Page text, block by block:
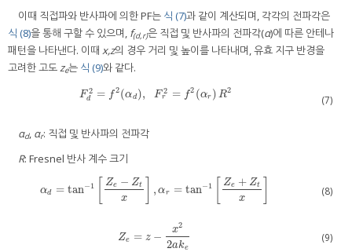
이때 직접파와 반사파에 의한 PF는 식 (7)과 같이 계산되며, 각각의 전파각은
식 (8)을 통해 구할 수 있으며, f(d,r)은 직접 및 반사파의 전파각(α)에 따른 안테나
패턴을 나타낸다. 이때 x,z의 경우 거리 및 높이를 나타내며, 유효 지구 반경을
고려한 고도ze는 식 (9)와 같다.
F 2
d = f2(αd), F 2
r = f2 (αr ) R2
F d2=f2(αd Fr2= f2 αr)R2 (7)
αd, αr: 직접 및 반사파의 전파각
R: Fresnel 반사 계수 크기
αd = tan−1 Ze − Zt
x
, αr = tan−1 Ze + Zt
x
αd=tan−1[Ze−Zt ],αr= tan−1[Ze+ Ztx] (8)
Ze = z −
x2
2ake
Z e=z− x2 2ake (9)